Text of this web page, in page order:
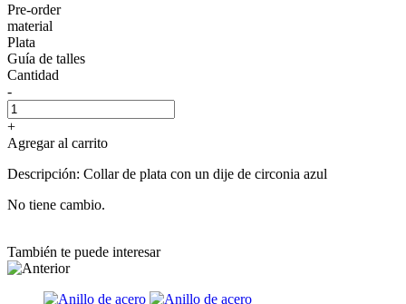
Pre-order
material
Plata
Guía de talles
Cantidad
-
+
Agregar al carrito
Descripción: Collar de plata con un dije de circonia azul
No tiene cambio.
También te puede interesar